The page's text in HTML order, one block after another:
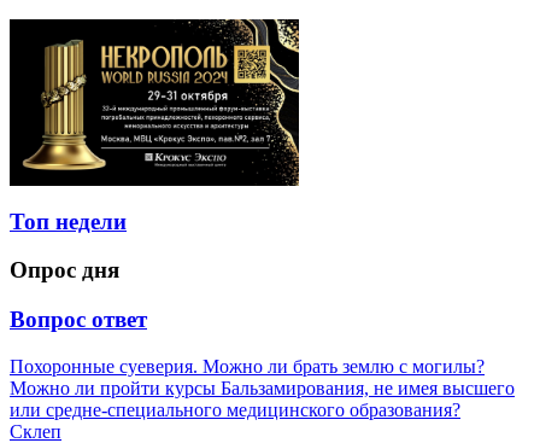
Топ недели
Опрос дня
Вопрос ответ
Похоронные суеверия. Можно ли брать землю с могилы?
Можно ли пройти курсы Бальзамирования, не имея высшего
или средне-специального медицинского образования?
Склеп